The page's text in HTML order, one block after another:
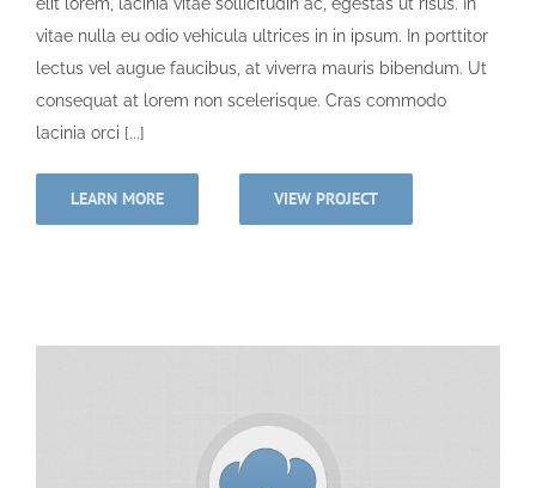
vitae nulla eu odio vehicula ultrices in in ipsum. In porttitor
lectus vel augue faucibus, at viverra mauris bibendum. Ut
consequat at lorem non scelerisque. Cras commodo
lacinia orci [...]
LEARN MORE VIEW PROJECT